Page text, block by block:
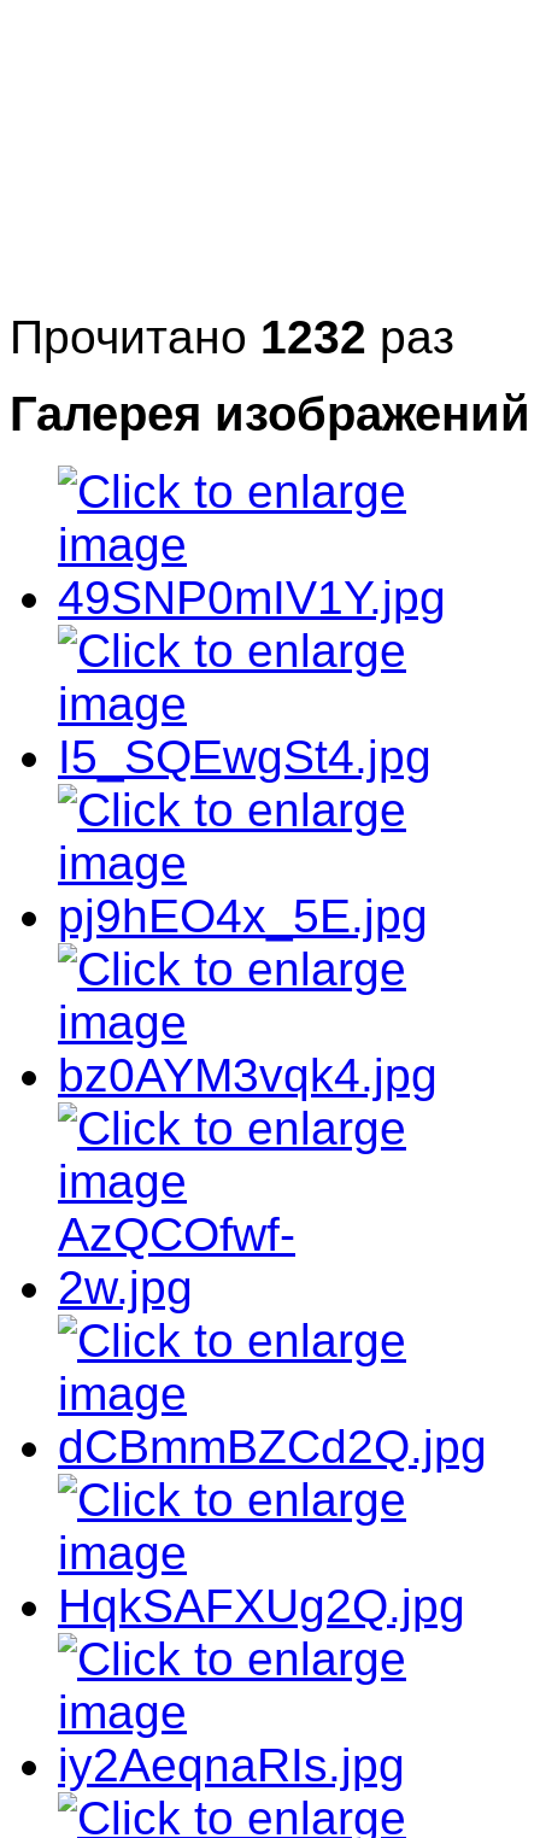
Прочитано 1232 раз
Галерея изображений